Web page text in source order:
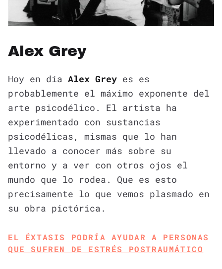
Alex Grey
Hoy en día Alex Grey es es
probablemente el máximo exponente del
arte psicodélico. El artista ha
experimentado con sustancias
psicodélicas, mismas que lo han
llevado a conocer más sobre su
entorno y a ver con otros ojos el
mundo que lo rodea. Que es esto
precisamente lo que vemos plasmado en
su obra pictórica.
EL ÉXTASIS PODRÍA AYUDAR A PERSONAS
QUE SUFREN DE ESTRÉS POSTRAUMÁTICO